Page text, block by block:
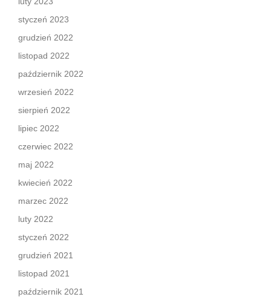
styczeń 2023
grudzień 2022
listopad 2022
październik 2022
wrzesień 2022
sierpień 2022
lipiec 2022
czerwiec 2022
maj 2022
kwiecień 2022
marzec 2022
luty 2022
styczeń 2022
grudzień 2021
listopad 2021
październik 2021